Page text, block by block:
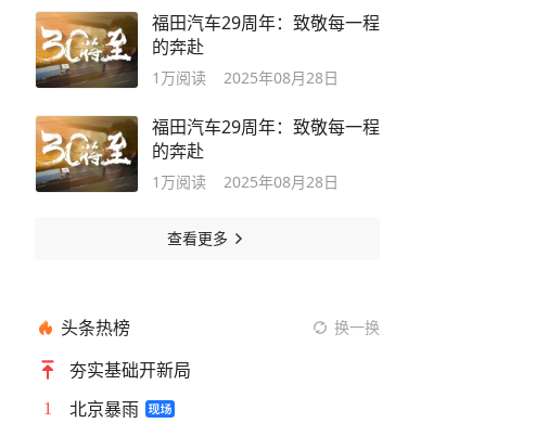
福田汽车29周年：致敬每一程
的奔赴
1万阅读 2025年08月28日
福田汽车29周年：致敬每一程
的奔赴
1万阅读 2025年08月28日
查看更多
头条热榜 换一换
夯实基础开新局
1 北京暴雨